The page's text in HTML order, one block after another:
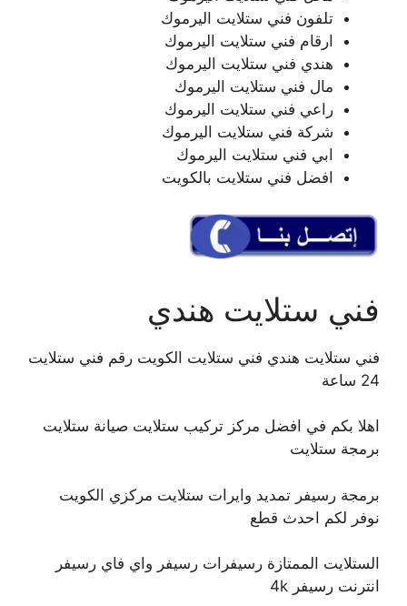
تلفون فني ستلايت اليرموك
ارقام فني ستلايت اليرموك
هندي فني ستلايت اليرموك
مال فني ستلايت اليرموك
راعي فني ستلايت اليرموك
شركة فني ستلايت اليرموك
ابي فني ستلايت اليرموك
افضل فني ستلايت بالكويت
فني ستلايت هندي
فني ستلايت هندي فني ستلايت الكويت رقم فني ستلايت
24 ساعة
اهلا بكم في افضل مركز تركيب ستلايت صيانة ستلايت
برمجة ستلايت
برمجة رسيفر تمديد وايرات ستلايت مركزي الكويت
نوفر لكم احدث قطع
الستلايت الممتازة رسيفرات رسيفر واي فاي رسيفر
انترنت رسيفر 4k